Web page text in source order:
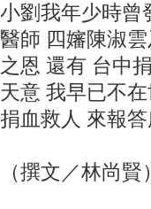
小劉我年少時曾
醫師 四嬸陳淑
之恩 還有 台中
天意 我早已不
捐血救人 來報
（撰文／林尚賢